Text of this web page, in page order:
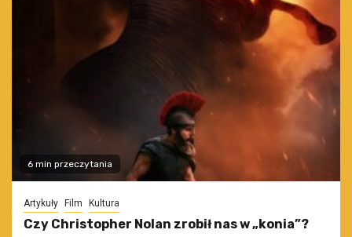
6 min przeczytania
Artykuły Film Kultura
Czy Christopher Nolan zrobił nas w „konia”?